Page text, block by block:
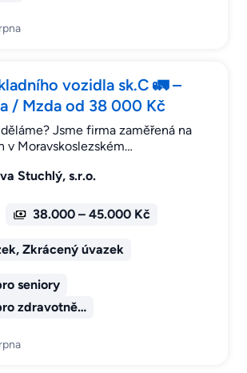
vozidla sk.C 🚛 –
/ Mzda od 38 000 Kč
Jsme firma zaměřená na
v Moravskoslezském…
Stuchlý, s.r.o.
38.000 – 45.000 Kč
Zkrácený úvazek
seniory
zdravotně…